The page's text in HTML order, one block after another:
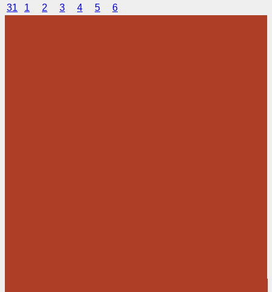
31
1 2 3 4 5 6